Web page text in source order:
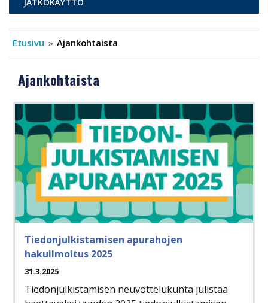
Etusivu Ajankohtaista
Ajankohtaista
Tiedonjulkistamisen apurahojen
hakuilmoitus 2025
31.3.2025
Tiedonjulkistamisen neuvottelukunta julistaa